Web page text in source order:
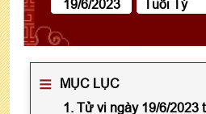
MỤC LỤC
1. Tử vi ngày 19/6/2023